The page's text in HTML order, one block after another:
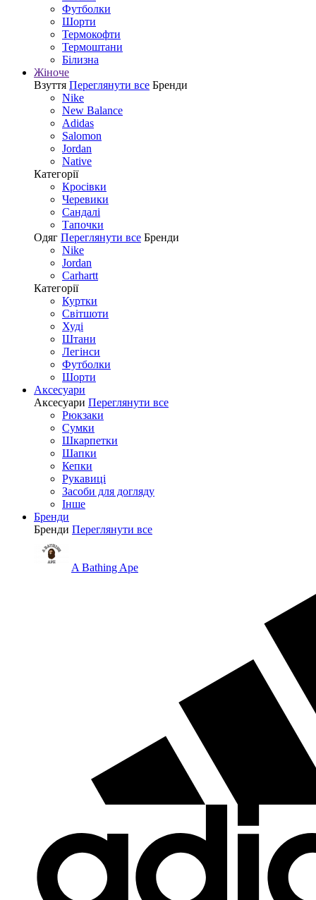
Футболки
Шорти
Термокофти
Термоштани
Білизна
Жіноче
Взуття Переглянути все Бренди
Nike
New Balance
Adidas
Salomon
Jordan
Native
Категорії
Кросівки
Черевики
Сандалі
Tапочки
Одяг Переглянути все Бренди
Nike
Jordan
Carhartt
Категорії
Куртки
Світшоти
Худі
Штани
Легінси
Футболки
Шорти
Аксесуари
Аксесуари Переглянути все
Рюкзаки
Сумки
Шкарпетки
Шапки
Кепки
Рукавиці
Засоби для догляду
Інше
Бренди
Бренди Переглянути все
A Bathing Ape